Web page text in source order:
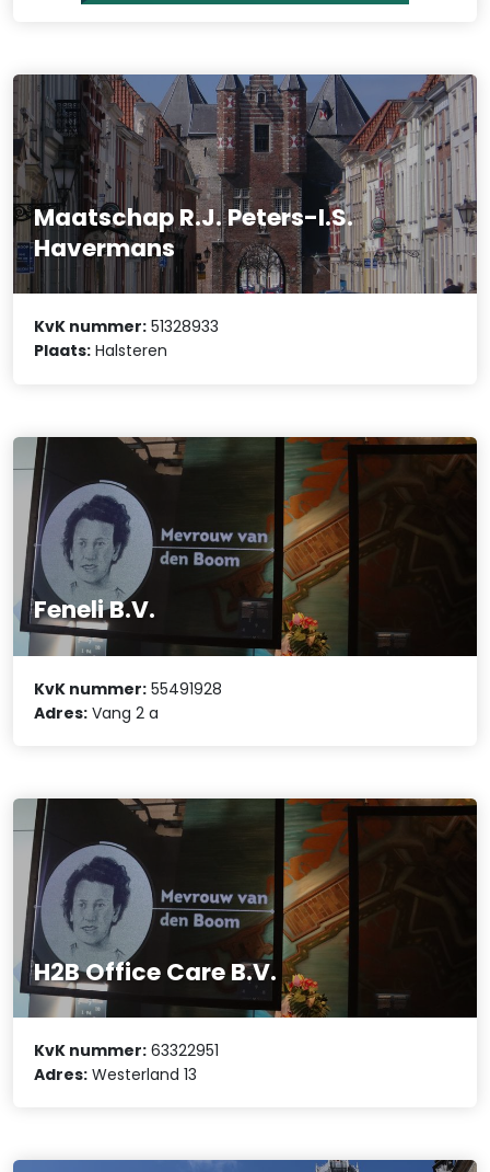
Maatschap R.J. Peters-I.S.
Havermans
KvK nummer: 51328933
Plaats: Halsteren
Feneli B.V.
KvK nummer: 55491928
Adres: Vang 2 a
H2B Office Care B.V.
KvK nummer: 63322951
Adres: Westerland 13